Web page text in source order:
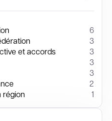
6
3
et accords
3
3
3
2
région
1